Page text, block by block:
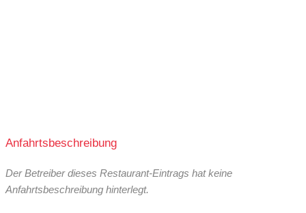
Anfahrtsbeschreibung
Der Betreiber dieses Restaurant-Eintrags hat keine
Anfahrtsbeschreibung hinterlegt.